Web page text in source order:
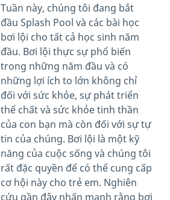
Tuần này, chúng tôi đang bắt
đầu Splash Pool và các bài học
bơi lội cho tất cả học sinh năm
đầu. Bơi lội thực sự phổ biến
trong những năm đầu và có
những lợi ích to lớn không chỉ
đối với sức khỏe, sự phát triển
thể chất và sức khỏe tinh thần
của con bạn mà còn đối với sự tự
tin của chúng. Bơi lội là một kỹ
năng của cuộc sống và chúng tôi
rất đặc quyền để có thể cung cấp
cơ hội này cho trẻ em. Nghiên
cứu gần đây nhấn mạnh rằng bơi